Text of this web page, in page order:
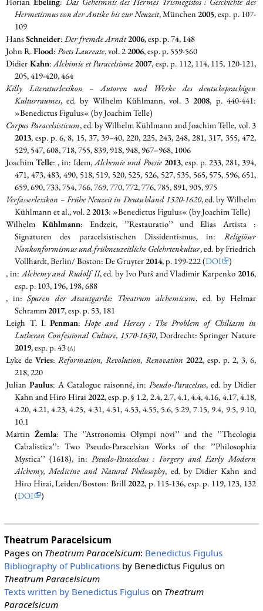
Hermetismus von der Antike bis zur Neuzeit, München2005, esp. p. 107-
109
HansSchneider:Der fremde Arndt2006, esp. p. 74, 148
John R.Flood:Poets Laureate, vol. 22006, esp. p. 559-560
Didier Kahn:Alchimie et Paracelsisme2007, esp. p. 112, 114, 115, 120-121,
205, 419-420, 464
Killy Literaturlexikon – Autoren und Werke des deutschsprachigen
Kulturraumes, ed. by Wilhelm Kühlmann, vol. 32008, p. 440-441:
»Benedictus Figulus« (by Joachim Telle)
Corpus Paracelsisticum, ed. by Wilhelm Kühlmann and Joachim Telle, vol. 3
2013, esp. p. 6, 8, 15, 37, 39–40, 220, 225, 243, 248, 281, 317, 355, 472,
529, 547, 608, 718, 755, 839, 918, 948, 967–968, 1006
Joachim Telle: , in: Idem,Alchemie und Poesie 2013, esp. p. 233, 281, 394,
471, 473, 483, 490, 518, 519, 520, 525, 526, 527, 535, 565, 575, 596, 651,
659, 690, 733, 754, 766, 769, 770, 772, 776, 785, 891, 905, 975
Verfasserlexikon – Frühe Neuzeit in Deutschland 1520-1620, ed. by Wilhelm
Kühlmann et al., vol. 22013: »Benedictus Figulus« (by Joachim Telle)
Wilhelm Kühlmann: Endzeit, ’’Restauratio’’ und Elias Artista :
Signaturen des paracelsistischen Dissidentismus, in: Religiöser
Nonkonformismus und frühneuzeitliche Gelehrtenkultur, ed. by Friedrich
Vollhardt, Berlin/ Boston: De Gruyter2014, p. 199-222 (DOI
)
, in:Alchemy and Rudolf II, ed. by Ivo Purš and Vladimir Karpenko 2016,
esp. p. 103, 196, 198, 688
, in:Spuren der Avantgarde: Theatrum alchemicum, ed. by Helmar
Schramm2017, esp. p. 53, 181
Leigh T. I.Penman:Hope and Heresy : The Problem of Chiliasm in
Lutheran Confessional Culture, 1570-1630, Dordrecht: Springer Nature
2019, esp. p. 43(A)
Lyke de Vries:Reformation, Revolution, Renovation 2022, esp. p. 2, 3, 6,
218, 220
Julian Paulus: A Catalogue raisonné, in:Pseudo-Paracelsus, ed. by Didier
Kahn and Hiro Hirai 2022, esp. p. § 1.2, 2.4, 2.7, 4.1, 4.4, 4.16, 4.17, 4.18,
4.20, 4.21, 4.23, 4.25, 4.31, 4.51, 4.53, 4.55, 5.6, 5.29, 7.15, 9.4, 9.5, 9.10,
10.1
Martin Žemla: The ’’Astronomia Olympi novi’’ and the ’’Theologia
Cabalistica’’: Two Pseudo-Paracelsian Works of the ’’Philosophia
Mystica’’ (1618), in:Pseudo-Paracelsus : Forgery and Early Modern
Alchemy, Medicine and Natural Philosophy, ed. by Didier Kahn and
Hiro Hirai, Leiden/Boston: Brill2022, p. 115-136, esp. p. 119, 123, 132
(DOI )
Theatrum Paracelsicum
Pages on Theatrum Paracelsicum: Benedictus Figulus
Bibliography of Publicationsby Benedictus Figulus on
Theatrum Paracelsicum
Texts written by Benedictus Figuluson Theatrum
Paracelsicum